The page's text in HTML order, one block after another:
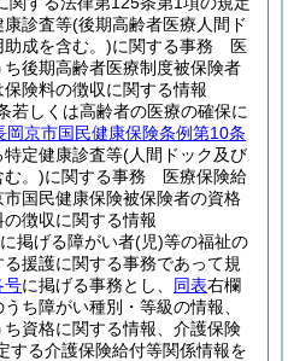
康診査等(後期高齢者医療人間ド
成を含む。)に関する事務 医
後期高齢者医療制度被保険者
険料の徴収に関する情報
若しくは高齢者の医療の確保に
岡京市国民健康保険条例第10条
定健康診査等(人間ドック及び
む。)に関する事務 医療保険給
国民健康保険被保険者の資格
徴収に関する情報
掲げる障がい者(児)等の福祉の
援護に関する事務であって規
号に掲げる事務とし、 同表右欄
ち障がい種別・等級の情報、
資格に関する情報、介護保険
する介護保険給付等関係情報を